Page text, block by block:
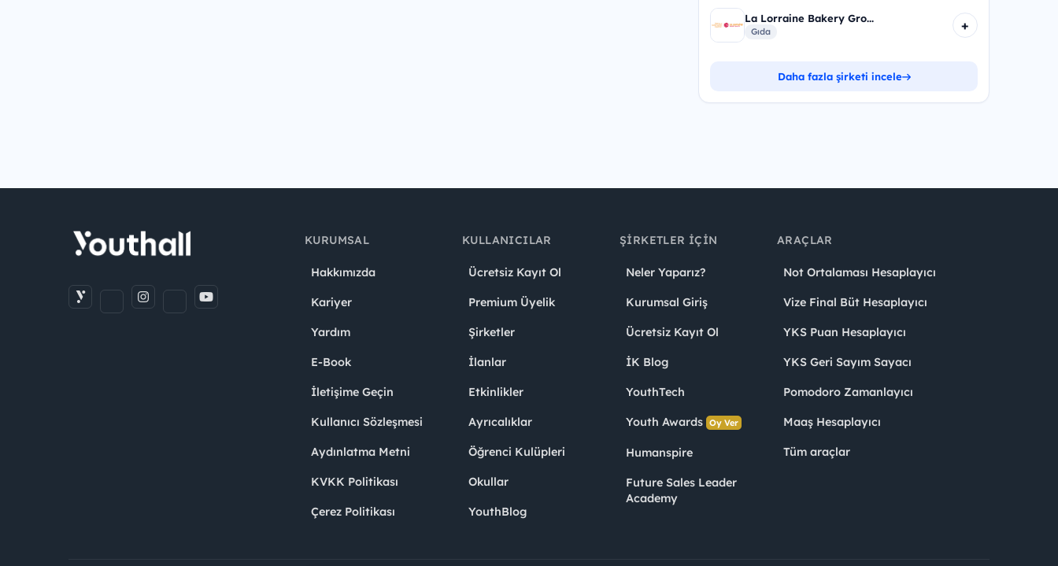
La Lorraine Bakery Gro...
Gıda +
Daha fazla şirketi incele
KURUMSAL
Hakkımızda
Kariyer
Yardım
E-Book
İletişime Geçin
Kullanıcı Sözleşmesi
Aydınlatma Metni
KVKK Politikası
Çerez Politikası
KULLANICILAR
Ücretsiz Kayıt Ol
Premium Üyelik
Şirketler
İlanlar
Etkinlikler
Ayrıcalıklar
Öğrenci Kulüpleri
Okullar
YouthBlog
ŞIRKETLER İÇIN
Neler Yaparız?
Kurumsal Giriş
Ücretsiz Kayıt Ol
İK Blog
YouthTech
Youth Awards Oy Ver
Humanspire
Future Sales Leader
Academy
ARAÇLAR
Not Ortalaması Hesaplayıcı
Vize Final Büt Hesaplayıcı
YKS Puan Hesaplayıcı
YKS Geri Sayım Sayacı
Pomodoro Zamanlayıcı
Maaş Hesaplayıcı
Tüm araçlar